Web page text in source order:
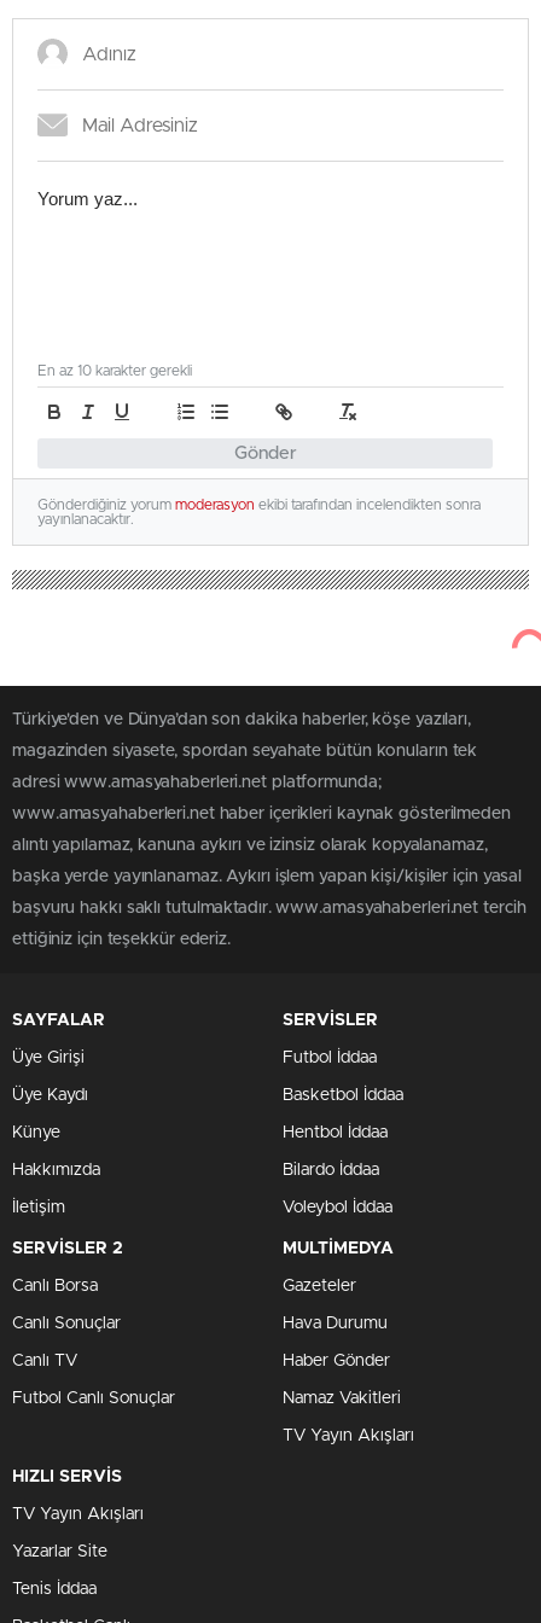
Gönder
En az 10 karakter gerekli
Gönderdiğiniz yorum moderasyon ekibi tarafından incelendikten sonra
yayınlanacaktır.
Türkiye'den ve Dünya’dan son dakika haberler, köşe yazıları,
magazinden siyasete, spordan seyahate bütün konuların tek
adresi www.amasyahaberleri.net platformunda;
www.amasyahaberleri.net haber içerikleri kaynak gösterilmeden
alıntı yapılamaz, kanuna aykırı ve izinsiz olarak kopyalanamaz,
başka yerde yayınlanamaz. Aykırı işlem yapan kişi/kişiler için yasal
başvuru hakkı saklı tutulmaktadır. www.amasyahaberleri.net tercih
ettiğiniz için teşekkür ederiz.
SAYFALAR
Üye Girişi
Üye Kaydı
Künye
Hakkımızda
İletişim
SERVİSLER
Futbol İddaa
Basketbol İddaa
Hentbol İddaa
Bilardo İddaa
Voleybol İddaa
SERVİSLER 2
Canlı Borsa
Canlı Sonuçlar
Canlı TV
Futbol Canlı Sonuçlar
MULTİMEDYA
Gazeteler
Hava Durumu
Haber Gönder
Namaz Vakitleri
TV Yayın Akışları
HIZLI SERVİS
TV Yayın Akışları
Yazarlar Site
Tenis İddaa